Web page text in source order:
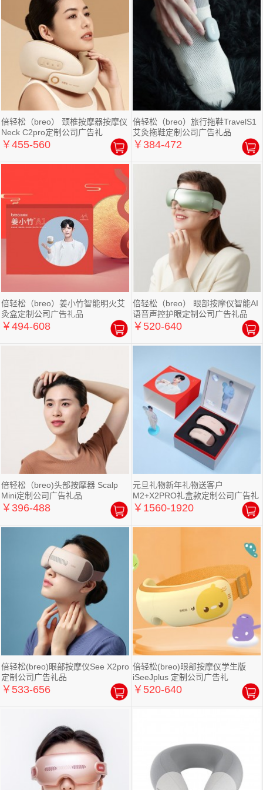
倍轻松（breo） 颈椎按摩器按摩仪
Neck C2pro定制公司广告礼
￥455-560
倍轻松（breo）旅行拖鞋TravelS1
艾灸拖鞋定制公司广告礼品
￥384-472
倍轻松（breo）姜小竹智能明火艾
灸盒定制公司广告礼品
￥494-608
倍轻松（breo） 眼部按摩仪智能AI
语音声控护眼定制公司广告礼品
￥520-640
倍轻松（breo)头部按摩器 Scalp
Mini定制公司广告礼品
￥396-488
元旦礼物新年礼物送客户
M2+X2PRO礼盒款定制公司广告礼
品
￥1560-1920
倍轻松(breo)眼部按摩仪See X2pro
定制公司广告礼品
￥533-656
倍轻松(breo)眼部按摩仪学生版
iSeeJplus 定制公司广告礼
￥520-640